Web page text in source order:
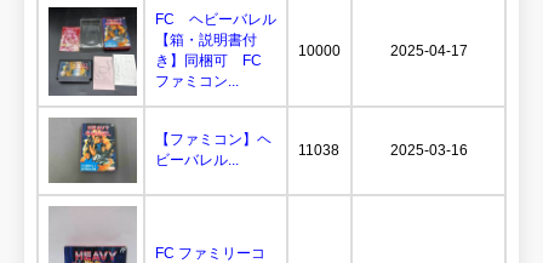
FC ヘビーバレル
【箱・説明書付
き】同梱可 FC
ファミコン...
10000 2025-04-17
【ファミコン】ヘ
ビーバレル...
11038 2025-03-16
FC ファミリーコ